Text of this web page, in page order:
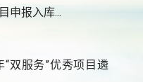
申报入库...
双服务”优秀项目遴